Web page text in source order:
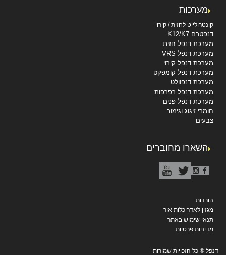
מערכות
קונטרולייט לחזית / קירוי
דנפטרם K12/K7
מערכת דנפל חזית
מערכת דנפל VRS
מערכת דנפל קירוי
מערכת דנפל קומפקט
מערכת דנפוולט
מערכת דנפל רפרפות
מערכת דנפל פנים
חומרי זיגוג וגימור
צבעים
השארו מחוברים
הורדות
מגזין לאדריכלות אור
תנאי שימוש באתר
מדיניות פרטיות
דנפל ® כל הזכויות שמורות